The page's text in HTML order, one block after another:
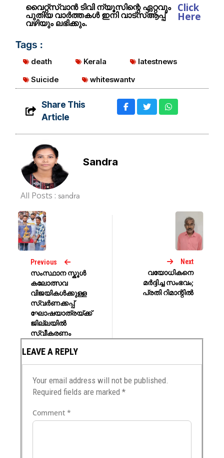
വൈറ്റ്സ്വാൻ ടിവി ന്യൂസിന്റെ ഏറ്റവും
പുതിയ വാർത്തകൾ ഇനി വാട്സ്ആപ്പ്
വഴിയും ലഭിക്കും.
Click
Here
Tags :
death Kerala
latestnews
Suicide
whiteswantv
Share This
Article
Sandra
All Posts :sandra
Previous
സംസ്ഥാന സ്കൂൾ
കലോത്സവ
വിജയികൾക്കുള്ള
സ്വർണക്കപ്പ്
ഘോഷയാത്രയ്ക്ക്
ജില്ലയിൽ
സ്വീകരണം
Next
വയോധികനെ
മർദ്ദിച്ച സംഭവം;
പ്രതി റിമാന്റിൽ
LEAVE A REPLY
Your email address will not be published.
Required fields are marked*
Comment*